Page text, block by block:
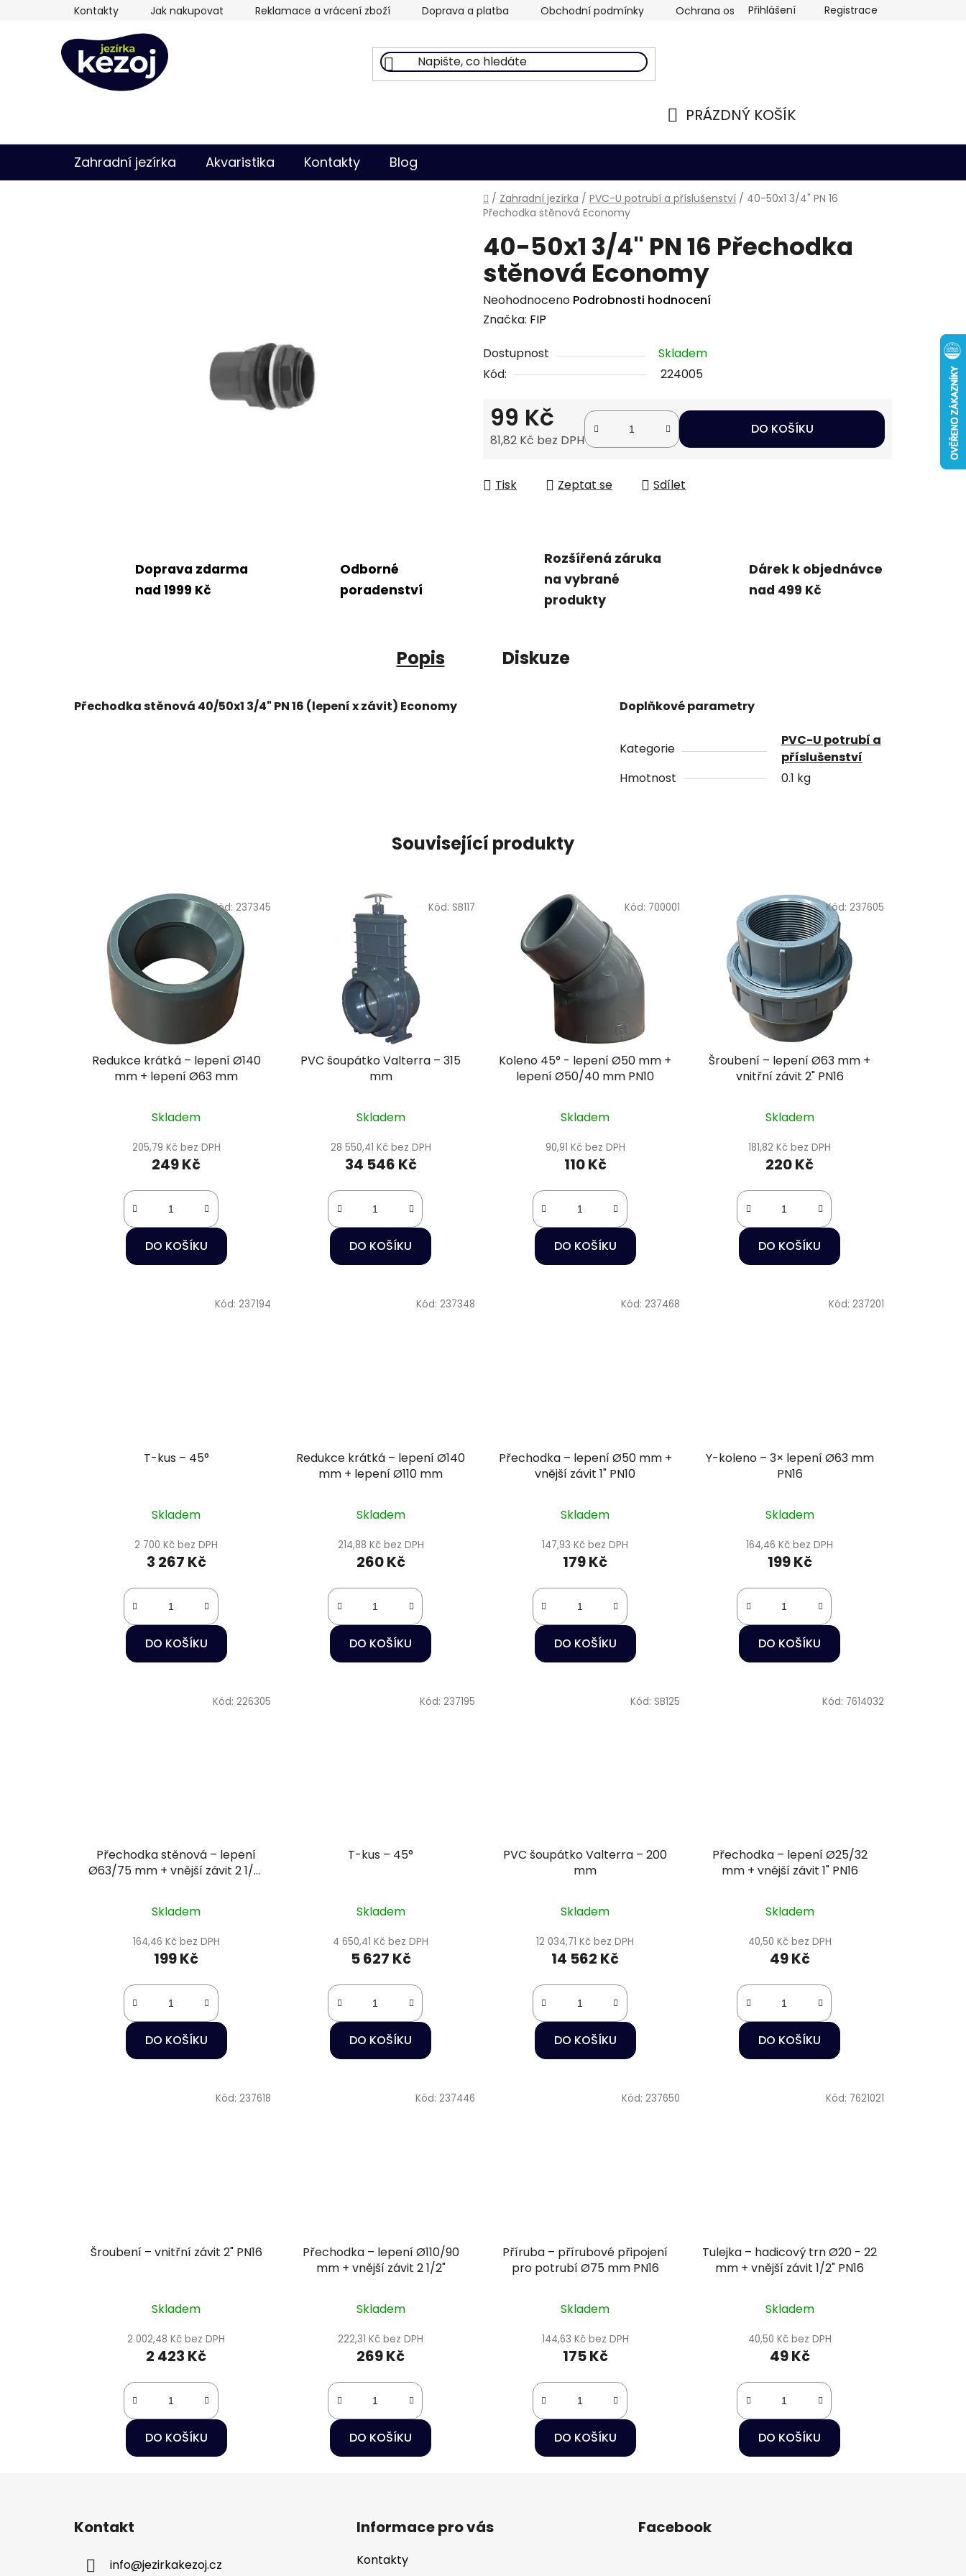
Kontakty Jak nakupovat Reklamace a vrácení zboží Doprava a platba Obchodní podmínky Ochrana osobních údajů
Přihlášení Registrace
PRÁZDNÝ KOŠÍK
Zahradní jezírka Akvaristika Kontakty Blog
Domů
/ Zahradní jezírka / PVC-U potrubí a příslušenství / 40-50x1 3/4" PN 16
Přechodka stěnová Economy
40-50x1 3/4" PN 16 Přechodka
stěnová Economy
Průměrné
hodnocení
je
0,0
hvězdiček.
Neohodnoceno Podrobnosti hodnocení
Značka: FIP
Dostupnost
Skladem
Kód:
224005
99 Kč
81,82 Kč bez DPH
DO KOŠÍKU
Tisk Zeptat se Sdílet
Doprava zdarma
nad 1999 Kč
Odborné
poradenství
Rozšířená záruka
na vybrané
produkty
Dárek k objednávce
nad 499 Kč
Popis Diskuze
Přechodka stěnová 40/50x1 3/4" PN 16 (lepení x závit) Economy Doplňkové parametry
Kategorie
PVC-U potrubí a
příslušenství
Hmotnost
0.1 kg
Související produkty
Redukce krátká – lepení Ø140
mm + lepení Ø63 mm
Skladem
205,79 Kč bez DPH
249 Kč
DO KOŠÍKU
Kód: 237345
PVC šoupátko Valterra – 315
mm
Skladem
28 550,41 Kč bez DPH
34 546 Kč
DO KOŠÍKU
Kód: SB117
Koleno 45° - lepení Ø50 mm +
lepení Ø50/40 mm PN10
Skladem
90,91 Kč bez DPH
110 Kč
DO KOŠÍKU
Kód: 700001
Šroubení – lepení Ø63 mm +
vnitřní závit 2" PN16
Skladem
181,82 Kč bez DPH
220 Kč
DO KOŠÍKU
Kód: 237605
T-kus – 45°
Skladem
2 700 Kč bez DPH
3 267 Kč
DO KOŠÍKU
Kód: 237194
Redukce krátká – lepení Ø140
mm + lepení Ø110 mm
Skladem
214,88 Kč bez DPH
260 Kč
DO KOŠÍKU
Kód: 237348
Přechodka – lepení Ø50 mm +
vnější závit 1" PN10
Skladem
147,93 Kč bez DPH
179 Kč
DO KOŠÍKU
Kód: 237468
Y-koleno – 3× lepení Ø63 mm
PN16
Skladem
164,46 Kč bez DPH
199 Kč
DO KOŠÍKU
Kód: 237201
Přechodka stěnová – lepení
Ø63/75 mm + vnější závit 2 1/2"
Skladem
164,46 Kč bez DPH
199 Kč
DO KOŠÍKU
Kód: 226305
T-kus – 45°
Skladem
4 650,41 Kč bez DPH
5 627 Kč
DO KOŠÍKU
Kód: 237195
PVC šoupátko Valterra – 200
mm
Skladem
12 034,71 Kč bez DPH
14 562 Kč
DO KOŠÍKU
Kód: SB125
Přechodka – lepení Ø25/32
mm + vnější závit 1" PN16
Skladem
40,50 Kč bez DPH
49 Kč
DO KOŠÍKU
Kód: 7614032
Šroubení – vnitřní závit 2" PN16
Skladem
2 002,48 Kč bez DPH
2 423 Kč
DO KOŠÍKU
Kód: 237618
Přechodka – lepení Ø110/90
mm + vnější závit 2 1/2"
Skladem
222,31 Kč bez DPH
269 Kč
DO KOŠÍKU
Kód: 237446
Příruba – přírubové připojení
pro potrubí Ø75 mm PN16
Skladem
144,63 Kč bez DPH
175 Kč
DO KOŠÍKU
Kód: 237650
Tulejka – hadicový trn Ø20 - 22
mm + vnější závit 1/2" PN16
Skladem
40,50 Kč bez DPH
49 Kč
DO KOŠÍKU
Kód: 7621021
Kontakt
info@jezirkakezoj.cz
Informace pro vás
Kontakty
Facebook